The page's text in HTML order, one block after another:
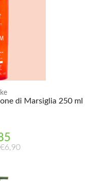
di Marsiglia 250 ml
€6,90